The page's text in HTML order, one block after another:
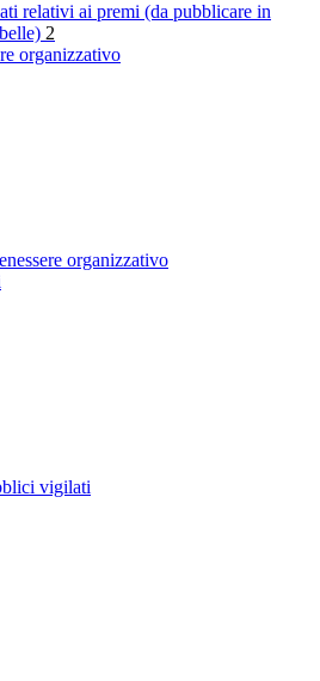
relativi ai premi (da pubblicare in
2
organizzativo
organizzativo
vigilati